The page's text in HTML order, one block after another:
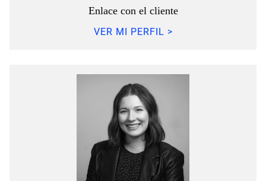
Enlace con el cliente
VER MI PERFIL >